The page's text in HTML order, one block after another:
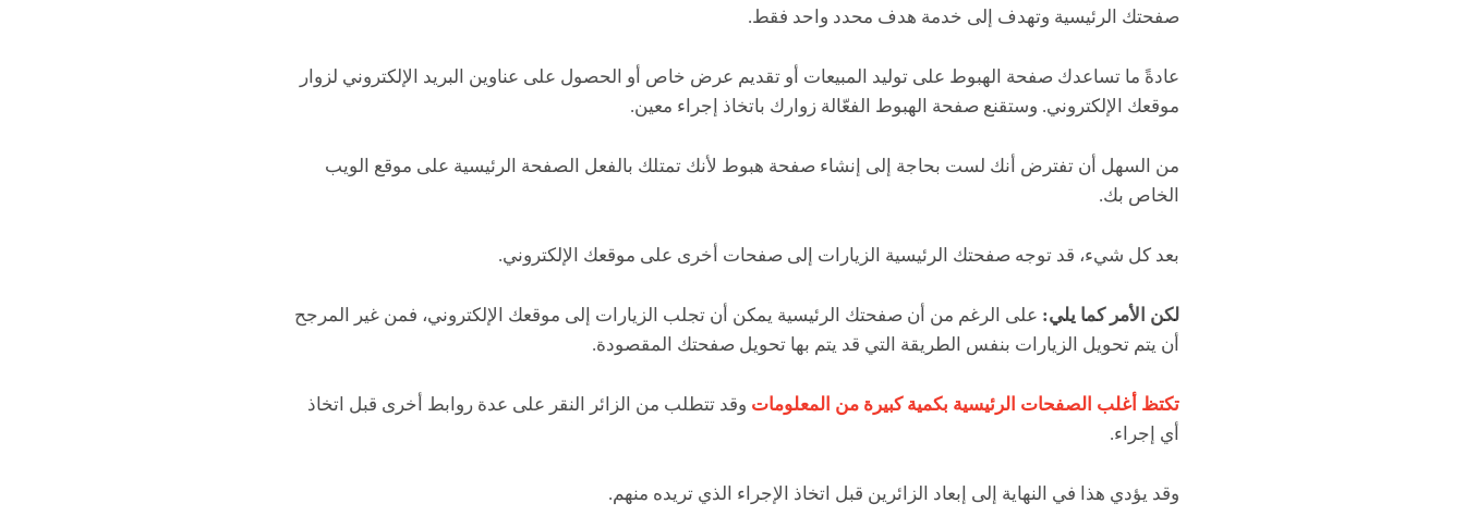
صفحتك الرئيسية وتهدف إلى خدمة هدف محدد واحد فقط.
عادةً ما تساعدك صفحة الهبوط على توليد المبيعات أو تقديم عرض خاص أو الحصول على عناوين البريد الإلكتروني لزوار
موقعك الإلكتروني. وستقنع صفحة الهبوط الفعّالة زوارك باتخاذ إجراء معين.
من السهل أن تفترض أنك لست بحاجة إلى إنشاء صفحة هبوط لأنك تمتلك بالفعل الصفحة الرئيسية على موقع الويب
الخاص بك.
بعد كل شيء، قد توجه صفحتك الرئيسية الزيارات إلى صفحات أخرى على موقعك الإلكتروني.
لكن الأمر كما يلي: على الرغم من أن صفحتك الرئيسية يمكن أن تجلب الزيارات إلى موقعك الإلكتروني، فمن غير المرجح
أن يتم تحويل الزيارات بنفس الطريقة التي قد يتم بها تحويل صفحتك المقصودة.
تكتظ أغلب الصفحات الرئيسية بكمية كبيرة من المعلومات وقد تتطلب من الزائر النقر على عدة روابط أخرى قبل اتخاذ
أي إجراء.
وقد يؤدي هذا في النهاية إلى إبعاد الزائرين قبل اتخاذ الإجراء الذي تريده منهم.